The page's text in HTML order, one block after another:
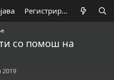
Регистрирај се
со помош на
2019